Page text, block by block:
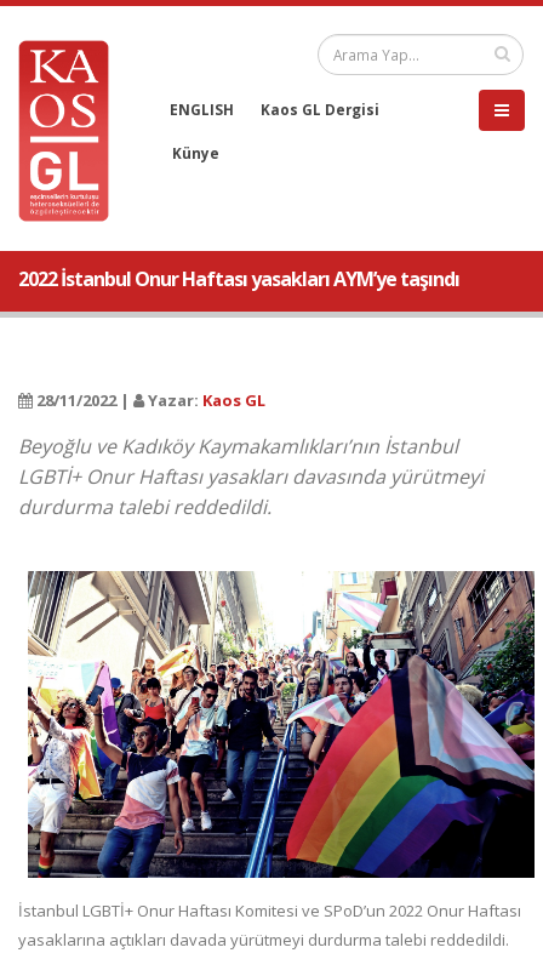
ENGLISH Kaos GL Dergisi
Künye
2022 İstanbul Onur Haftası yasakları AYM’ye taşındı
28/11/2022 | Yazar: Kaos GL
Beyoğlu ve Kadıköy Kaymakamlıkları’nın İstanbul
LGBTİ+ Onur Haftası yasakları davasında yürütmeyi
durdurma talebi reddedildi.
İstanbul LGBTİ+ Onur Haftası Komitesi ve SPoD’un 2022 Onur Haftası
yasaklarına açtıkları davada yürütmeyi durdurma talebi reddedildi.